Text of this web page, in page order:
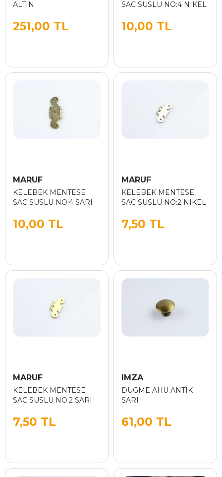
ALTIN
251,00 TL
SAC SUSLU NO:4 NIKEL
10,00 TL
MARUF
KELEBEK MENTESE
SAC SUSLU NO:4 SARI
10,00 TL
MARUF
KELEBEK MENTESE
SAC SUSLU NO:2 NIKEL
7,50 TL
MARUF
KELEBEK MENTESE
SAC SUSLU NO:2 SARI
7,50 TL
IMZA
DUGME AHU ANTIK
SARI
61,00 TL